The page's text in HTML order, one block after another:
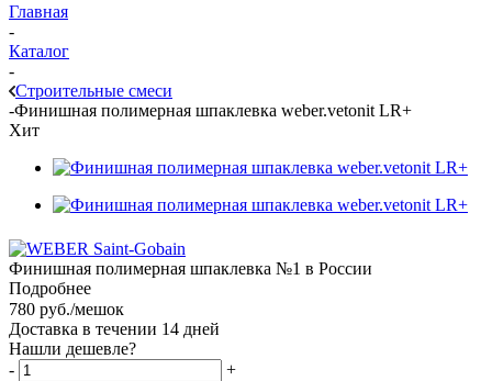
Главная
-
Каталог
-
Строительные смеси
-Финишная полимерная шпаклевка weber.vetonit LR+
Хит
Финишная полимерная шпаклевка №1 в России
Подробнее
780 руб./мешок
Доставка в течении 14 дней
Нашли дешевле?
-
+